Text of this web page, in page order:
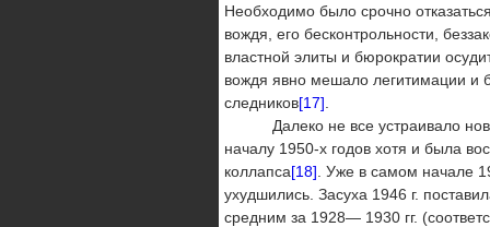
Необходимо было срочно
вождя, его бесконтрольности,
властной элиты и бю­рократии
вождя явно мешало легитимации и
следников[17]
Далеко не все устраивало новых
началу 1950-х го­дов хотя и была
коллапса[18] . Уже в самом начале
ухудшились. Засуха 1946 г.
средним за 1928— 1930 гг.